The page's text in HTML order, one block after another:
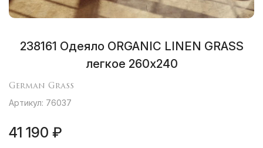
238161 Одеяло ORGANIC LINEN GRASS
легкое 260х240
German Grass
Артикул: 76037
41 190 ₽